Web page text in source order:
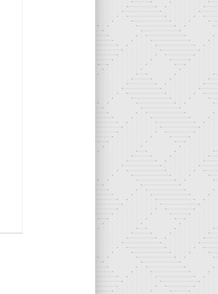
Vložiť do